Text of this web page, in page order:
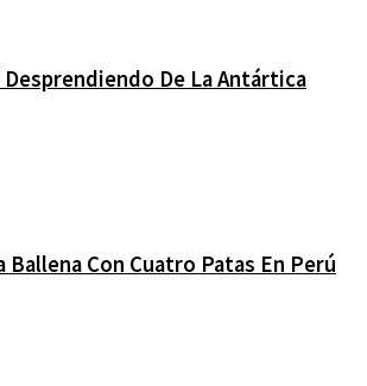
De La Antártica
Con Cuatro Patas En Perú